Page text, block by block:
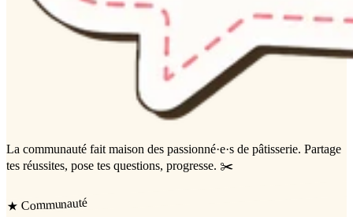
La communauté fait maison des passionné·e·s de pâtisserie. Partage
tes réussites, pose tes questions, progresse. ✂️
★ Communauté